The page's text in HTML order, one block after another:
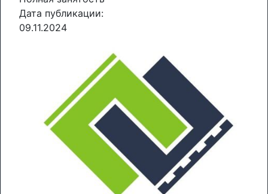
Дата публикации:
09.11.2024